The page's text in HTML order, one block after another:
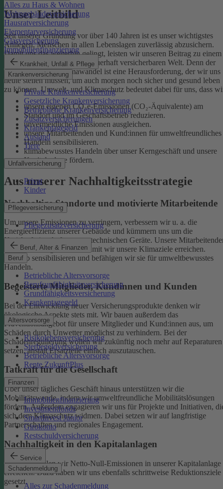
Alles zu Haus & Wohnen
Wohngebäudeversicherung
Hausratversicherung
Elementarversicherung
Glasversicherung
Immobilienfinanzierung
Krankheit, Unfall & Pflege
Krankenversicherung
Private Krankenversicherung
Gesetzliche Krankenversicherung
Betriebliche Krankenversicherung
Zusatzversicherungen
Krankentagegeld
Ausland
Tiere
Unfallversicherung
Privat
Kinder
Pflegeversicherung
Pflegezusatzversicherung
Beruf, Alter & Finanzen
Beruf
Betriebliche Altersvorsorge
Berufsunfähigkeitsversicherung
Grundfähigkeitsversicherung
Krankentagegeld
Altersvorsorge
Risikolebensversicherung
Sterbegeldversicherung
Betriebliche Altersvorsorge
Rente ZukunftPlus
Finanzen
Immobilienfinanzierung
Investmentfonds
SmartInvest Junior
Girokonto
Restschuldversicherung
Service
Schadenmeldung
Alles zur Schadenmeldung
Unser Leitbild
Seit unserer Gründung vor über 140 Jahren ist es unser wichtigstes
Anliegen, Menschen in allen Lebenslagen zuverlässig abzusichern.
Damit uns das weiterhin gelingt, leisten wir unseren Beitrag zu einem
gesunden Klima und einer dauerhaft versicherbaren Welt. Denn der
menschgemachte Klimawandel ist eine Herausforderung, der wir uns
heute stellen müssen, um auch morgen noch sicher und gesund leben
zu können.Umwelt- und Klimaschutz bedeutet dabei für uns, dass
unsere eigenen CO₂e-Emissionen (CO₂-Äquivalente) am
Standort und im Geschäftsbetrieb reduzieren.
unvermeidliche Emissionen ausgleichen.
unsere Mitarbeitenden und Kund:innen für umweltfreundliches
Handeln sensibilisieren.
klimabewusstes Handeln über unser Kerngeschäft und unsere
Kapitalanlage fördern.
Aus unserer Nachhaltigkeitsstrategie
Nachhaltige Standorte und motivierte Mitarbeitende
Um unsere Emissionen zu verringern, verbessern wir u. a. die
Energieeffizienz unserer Gebäude und kümmern uns um die
Kreislaufwirtschaft unserer technischen Geräte. Unsere
sind ein wichtiger Hebel, damit wir unsere Klimaziele erreichen.
Deshalb sensibilisieren und befähigen wir sie für umweltbewusstes
Handeln.
Begeisterte Mitglieder, Kundinnen und Kunden
Bei der Entwicklung neuer Versicherungsprodukte denken wir
ökologische Aspekte stets mit. Wir bauen außerdem das
Präventionsangebot für unsere Mitglieder und Kund:innen aus, um
Schäden durch Unwetter möglichst zu verhindern. Bei der
Schadenregulierung wollen wir zukünftig noch mehr auf Reparaturen
setzen, anstatt Ersatzteile einfach auszutauschen.
Tatkraft für die Gesellschaft
Über unser tägliches Geschäft hinaus unterstützen wir die
Mobilitätswende, indem wir umweltfreundliche Mobilitätslösungen
fördern. Außerdem engagieren wir uns für Projekte und Initiativen,
sich dem Klimaschutz widmen. Dabei setzen wir auf langfristige
Partnerschaften und regionales Engagement.
Nachhaltigkeit in den Kapitalanlagen
Bis 2050 wollen wir Netto-Null-Emissionen in unserer Kapitalanlage
erreichen. Dazu haben wir uns ebenfalls schrittweise Reduktionsziele
gesetzt.